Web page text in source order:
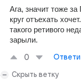
Ага, значит тоже
круг отъехать
такого ретивого
зарыли.
0
Скрыть ветку